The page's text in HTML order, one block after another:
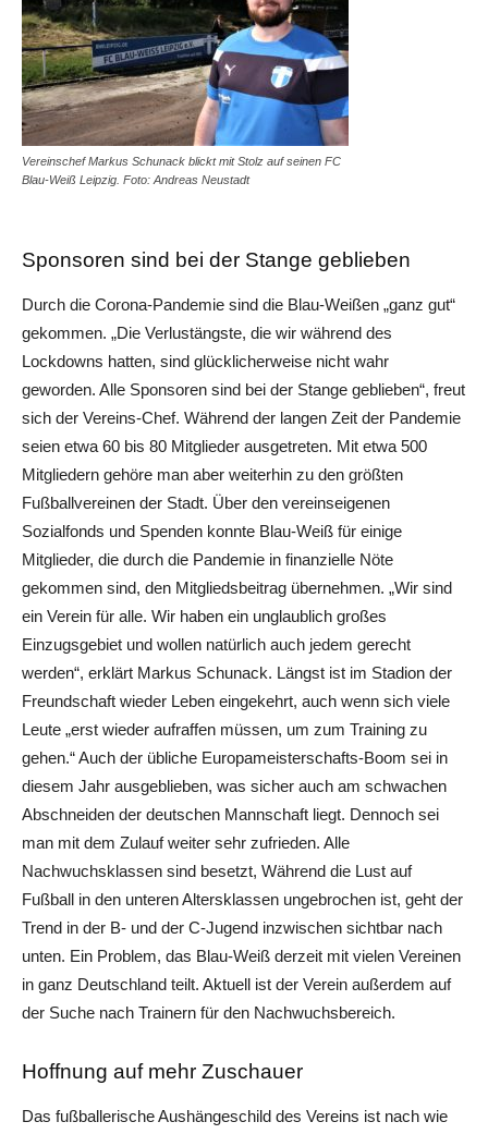
Vereinschef Markus Schunack blickt mit Stolz auf seinen FC
Blau-Weiß Leipzig. Foto: Andreas Neustadt
Sponsoren sind bei der Stange geblieben
Durch die Corona-Pandemie sind die Blau-Weißen „ganz gut“
gekommen. „Die Verlustängste, die wir während des
Lockdowns hatten, sind glücklicherweise nicht wahr
geworden. Alle Sponsoren sind bei der Stange geblieben“, freut
sich der Vereins-Chef. Während der langen Zeit der Pandemie
seien etwa 60 bis 80 Mitglieder ausgetreten. Mit etwa 500
Mitgliedern gehöre man aber weiterhin zu den größten
Fußballvereinen der Stadt. Über den vereinseigenen
Sozialfonds und Spenden konnte Blau-Weiß für einige
Mitglieder, die durch die Pandemie in finanzielle Nöte
gekommen sind, den Mitgliedsbeitrag übernehmen. „Wir sind
ein Verein für alle. Wir haben ein unglaublich großes
Einzugsgebiet und wollen natürlich auch jedem gerecht
werden“, erklärt Markus Schunack. Längst ist im Stadion der
Freundschaft wieder Leben eingekehrt, auch wenn sich viele
Leute „erst wieder aufraffen müssen, um zum Training zu
gehen.“ Auch der übliche Europameisterschafts-Boom sei in
diesem Jahr ausgeblieben, was sicher auch am schwachen
Abschneiden der deutschen Mannschaft liegt. Dennoch sei
man mit dem Zulauf weiter sehr zufrieden. Alle
Nachwuchsklassen sind besetzt, Während die Lust auf
Fußball in den unteren Altersklassen ungebrochen ist, geht der
Trend in der B- und der C-Jugend inzwischen sichtbar nach
unten. Ein Problem, das Blau-Weiß derzeit mit vielen Vereinen
in ganz Deutschland teilt. Aktuell ist der Verein außerdem auf
der Suche nach Trainern für den Nachwuchsbereich.
Hoffnung auf mehr Zuschauer
Das fußballerische Aushängeschild des Vereins ist nach wie